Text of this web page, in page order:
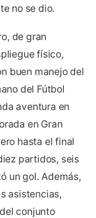
no se dio.
de gran
físico,
buen manejo del
del Fútbol
aventura en
en Gran
hasta el final
partidos, seis
un gol. Además,
asistencias,
conjunto